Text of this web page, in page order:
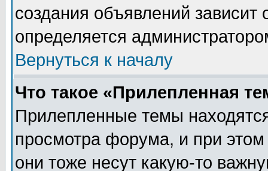
создания объявлений зависит
определяется
Вернуться к началу
Что такое «Прилепленная
Прилепленные темы
просмотра форума, и при
они тоже несут какую-то